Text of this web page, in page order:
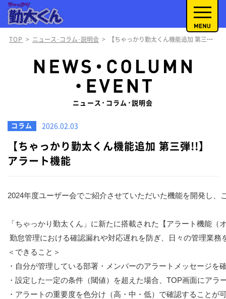
TOP > ニュース･コラム･説明会 > 【ちゃっかり勤太くん機能追加 第三弾!!】アラート機能
ニュース･コラム･説明会
コラム 2026.02.03
【ちゃっかり勤太くん機能追加 第三弾!!】
アラート機能
2024年度ユーザー会でご紹介させていただいた機能を開発し
「ちゃっかり勤太くん」に新たに搭載された【アラート機能（
勤怠管理における確認漏れや対応遅れを防ぎ、日々の管理業
＜できること＞
・自分が管理している部署・メンバーのアラートメッセージを
・設定した一定の条件（閾値）を超えた場合、TOP画面にアラ
・アラートの重要度を色分け（高・中・低）で確認することが